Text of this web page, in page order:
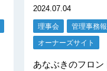
2024.07.04
理事会 管理事務
オーナーズサイト
あなぶきのフロン